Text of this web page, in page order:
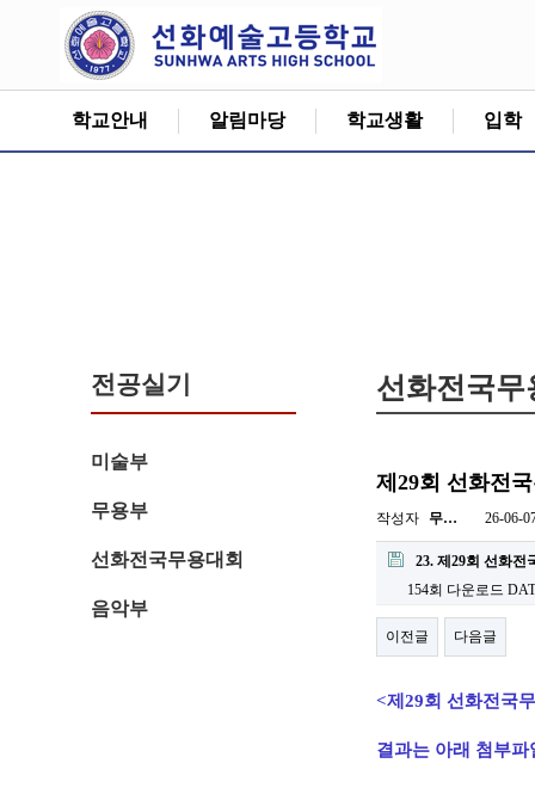
학교안내 알림마당 학교생활 입학
전공실기
미술부
무용부
선화전국무용대회
음악부
선화전국무
제29회 선화전
작성자 무… 26-06-
23. 제29회 선화전
154회 다운로드
이전글 다음글
<제29회 선화전국
결과는 아래 첨부